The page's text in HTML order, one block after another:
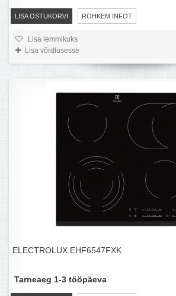
LISA OSTUKORVI ROHKEM INFOT
Lisa lemmikuks
Lisa võrdlusesse
ELECTROLUX EHF6547FXK
Tarneaeg 1-3 tööpäeva